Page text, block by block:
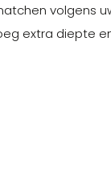
volgens
extra diepte